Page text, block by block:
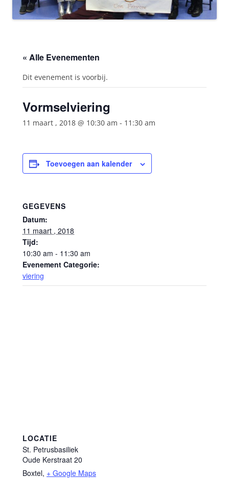
« Alle Evenementen
Dit evenement is voorbij.
Vormselviering
11 maart , 2018 @ 10:30 am - 11:30 am
Toevoegen aan kalender
GEGEVENS
Datum:
11 maart , 2018
Tijd:
10:30 am - 11:30 am
Evenement Categorie:
viering
LOCATIE
St. Petrusbasiliek
Oude Kerstraat 20
Boxtel, + Google Maps